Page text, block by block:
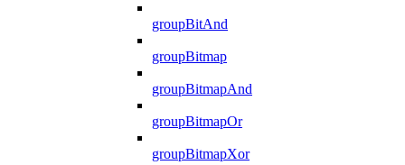
groupBitAnd
groupBitmap
groupBitmapAnd
groupBitmapOr
groupBitmapXor